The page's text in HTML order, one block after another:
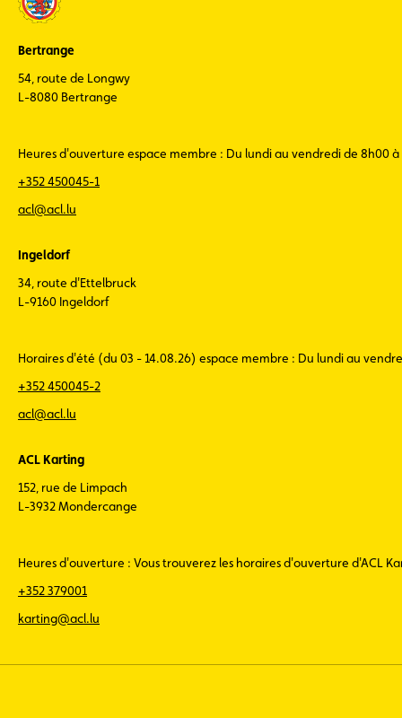
Bertrange
54, route de Longwy
L-8080 Bertrange
Heures d'ouverture espace membre : Du lundi au vendredi de 8h00 à
+352 450045-1
acl@acl.lu
Ingeldorf
34, route d'Ettelbruck
L-9160 Ingeldorf
Horaires d'été (du 03 - 14.08.26) espace membre : Du lundi au
+352 450045-2
acl@acl.lu
ACL Karting
152, rue de Limpach
L-3932 Mondercange
Heures d'ouverture : Vous trouverez les horaires d'ouverture d'ACL
+352 379001
karting@acl.lu